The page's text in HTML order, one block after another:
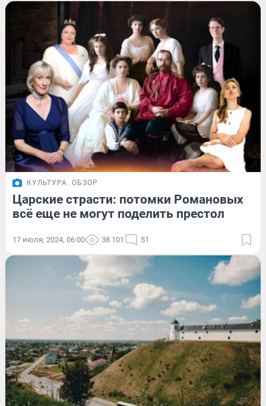
КУЛЬТУРА ОБЗОР
Царские страсти: потомки Романовых
всё еще не могут поделить престол
17 июля, 2024, 06:00 38 101 51